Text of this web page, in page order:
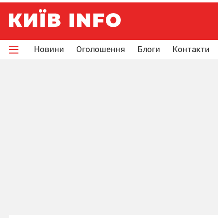
Новини Оголошення Блоги Контакти